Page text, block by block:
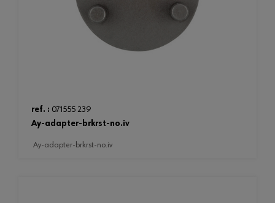
ref. : 071555 239
ay-adapter-brkrst-no.iv
ay-adapter-brkrst-no.iv